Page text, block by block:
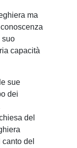
ma
suo
capacità
sue
dei
del
del